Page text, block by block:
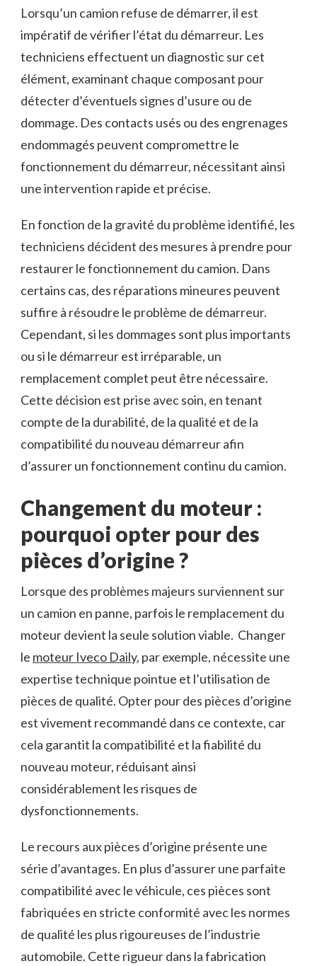
Lorsqu’un camion refuse de démarrer, il est
impératif de vérifier l’état du démarreur. Les
techniciens effectuent un diagnostic sur cet
élément, examinant chaque composant pour
détecter d’éventuels signes d’usure ou de
dommage. Des contacts usés ou des engrenages
endommagés peuvent compromettre le
fonctionnement du démarreur, nécessitant ainsi
une intervention rapide et précise.
En fonction de la gravité du problème identifié, les
techniciens décident des mesures à prendre pour
restaurer le fonctionnement du camion. Dans
certains cas, des réparations mineures peuvent
suffire à résoudre le problème de démarreur.
Cependant, si les dommages sont plus importants
ou si le démarreur est irréparable, un
remplacement complet peut être nécessaire.
Cette décision est prise avec soin, en tenant
compte de la durabilité, de la qualité et de la
compatibilité du nouveau démarreur afin
d’assurer un fonctionnement continu du camion.
Changement du moteur :
pourquoi opter pour des
pièces d’origine ?
Lorsque des problèmes majeurs surviennent sur
un camion en panne, parfois le remplacement du
moteur devient la seule solution viable. Changer
le moteur Iveco Daily, par exemple, nécessite une
expertise technique pointue et l’utilisation de
pièces de qualité. Opter pour des pièces d’origine
est vivement recommandé dans ce contexte, car
cela garantit la compatibilité et la fiabilité du
nouveau moteur, réduisant ainsi
considérablement les risques de
dysfonctionnements.
Le recours aux pièces d’origine présente une
série d’avantages. En plus d’assurer une parfaite
compatibilité avec le véhicule, ces pièces sont
fabriquées en stricte conformité avec les normes
de qualité les plus rigoureuses de l’industrie
automobile. Cette rigueur dans la fabrication